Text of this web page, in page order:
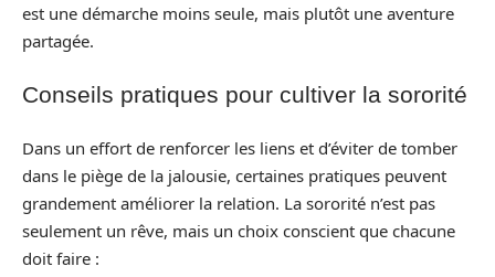
est une démarche moins seule, mais plutôt une aventure
partagée.
Conseils pratiques pour cultiver la sororité
Dans un effort de renforcer les liens et d’éviter de tomber
dans le piège de la jalousie, certaines pratiques peuvent
grandement améliorer la relation. La sororité n’est pas
seulement un rêve, mais un choix conscient que chacune
doit faire :